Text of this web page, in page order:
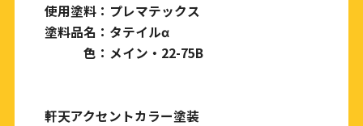
使用塗料：プレマテックス
塗料品名：タテイルα
色：メイン・22-75B
軒天アクセントカラー塗装